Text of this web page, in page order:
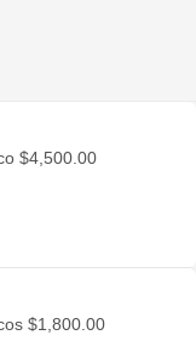
$4,500.00
$1,800.00